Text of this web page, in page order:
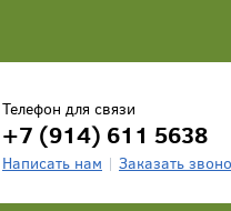
Телефон для связи
+7 (914) 611 5638
Написать нам Заказать